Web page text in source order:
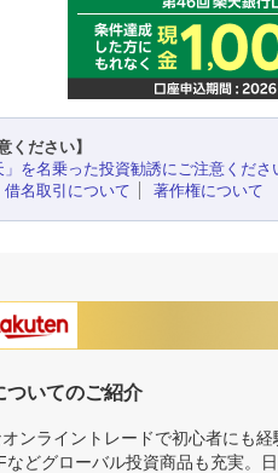
ください】
」を名乗った投資勧誘にご注意くださ
借名取引について
著作権について
ついてのご紹介
ンライントレードで初心者にも
どグローバル投資商品も充実。